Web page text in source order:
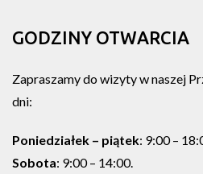
GODZINY OTWARCIA
Zapraszamy do wizyty w naszej
dni:
Poniedziałek – piątek: 9:00 –
Sobota: 9:00 – 14:00.